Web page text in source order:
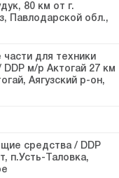
80 км от г.
Павлодарской обл.,
части для техники
DDP м/р Актогай 27 км
Аягузский р-он,
средства / DDP
п.Усть-Таловка,